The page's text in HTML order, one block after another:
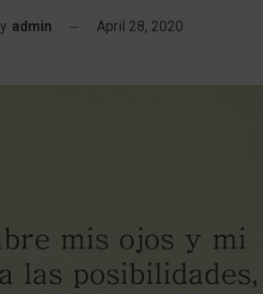
admin April 28, 2020